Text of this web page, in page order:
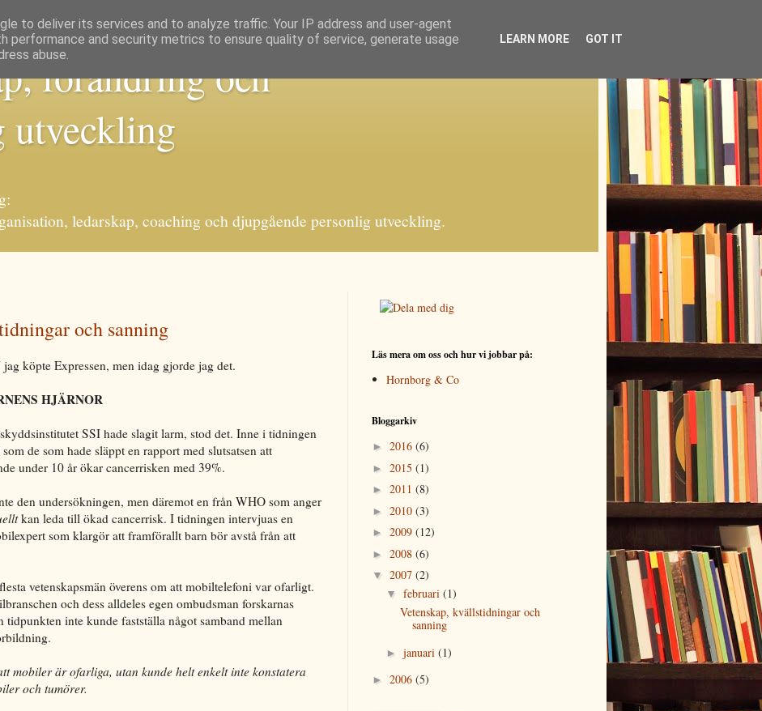
förändring och
utveckling
ledarskap, coaching och djupgående personlig utveckling.
och sanning
köpte Expressen, men idag gjorde jag det.
HJÄRNOR
SSI hade slagit larm, stod det. Inne i tidningen
de som hade släppt en rapport med slutsatsen att
under 10 år ökar cancerrisken med 39%.
den undersökningen, men däremot en från WHO som anger
kan leda till ökad cancerrisk. I tidningen intervjuas en
som klargör att framförallt barn bör avstå från att
vetenskapsmän överens om att mobiltelefoni var ofarligt.
och dess alldeles egen ombudsman forskarnas
tidpunkten inte kunde fastställa något samband mellan
mobiler är ofarliga, utan kunde helt enkelt inte konstatera
och tumörer.
Läs mera om oss och hur vi jobbar på:
Hornborg & Co
Bloggarkiv
► 2016 (6)
► 2015 (1)
► 2011 (8)
► 2010 (3)
► 2009 (12)
► 2008 (6)
▼ 2007 (2)
▼ februari (1)
Vetenskap, kvällstidningar och
sanning
► januari (1)
► 2006 (5)
to deliver its services and to analyze traffic. Your IP address and user-agent
performance and security metrics to ensure quality of service, generate usage
abuse.
LEARN MORE GOT IT